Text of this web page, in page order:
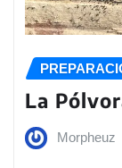
La
Morpheuz